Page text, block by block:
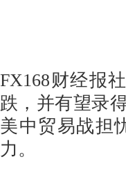
FX168财经报
跌，并有望录
美中贸易战担
力。